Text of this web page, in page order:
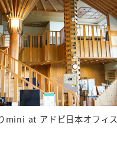
mini at アドビ日本オフィス